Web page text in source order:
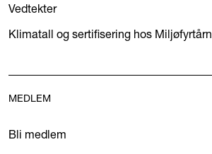
Vedtekter
Klimatall og sertifisering hos Miljøfyrtårn
MEDLEM
Bli medlem